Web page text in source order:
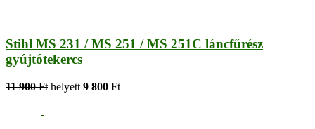
Stihl MS 231 / MS 251 / MS 251C láncfűrész
gyújtótekercs
11 900 Ft helyett 9 800 Ft